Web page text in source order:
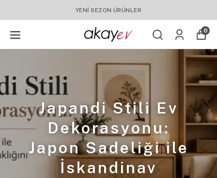
YENI SEZON ÜRÜNLER
0
Japandi Stili Ev
Dekorasyonu:
Japon Sadeliği ile
İskandinav